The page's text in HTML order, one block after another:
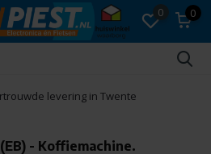
0 0
levering in Twente
- Koffiemachine.